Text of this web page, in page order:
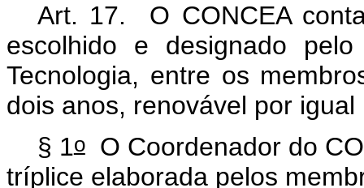
Art. 17. O CONCEA
escolhido e designado
Tecnologia, entre os
dois anos, renovável por
§ 1oO Coordenador do
tríplice elaborada pelos